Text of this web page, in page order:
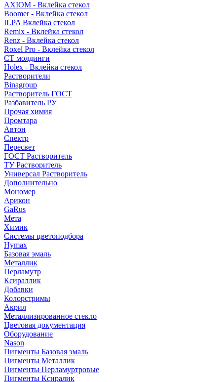
AXIOM - Вклейка стекол
Boomer - Вклейка стекол
ILPA Вклейка стекол
Remix - Вклейка стекол
Renz - Вклейка стекол
Roxel Pro - Вклейка стекол
СТ молдинги
Holex - Вклейка стекол
Растворители
Binagroup
Растворитель ГОСТ
Разбавитель РУ
Прочая химия
Промтара
Автон
Спектр
Пересвет
ГОСТ Растворитель
ТУ Растворитель
Универсал Растворитель
Дополнительно
Мономер
Арикон
GaRus
Мета
Химик
Системы цветоподбора
Hymax
Базовая эмаль
Металлик
Перламутр
Ксираллик
Добавки
Колорстримы
Акрил
Металлизированное стекло
Цветовая документация
Оборудование
Nason
Пигменты Базовая эмаль
Пигменты Металлик
Пигменты Перламуртровые
Пигменты Ксиралик